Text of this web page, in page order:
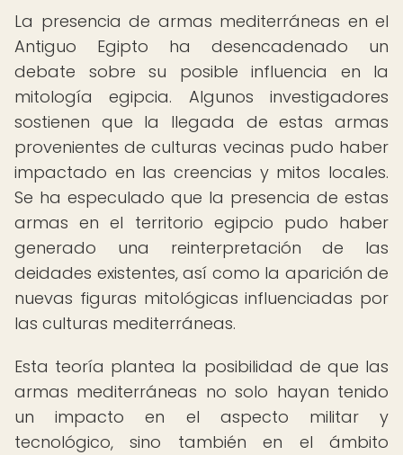
La presencia de armas mediterráneas en el
Antiguo Egipto ha desencadenado un
debate sobre su posible influencia en la
mitología egipcia. Algunos investigadores
sostienen que la llegada de estas armas
provenientes de culturas vecinas pudo haber
impactado en las creencias y mitos locales.
Se ha especulado que la presencia de estas
armas en el territorio egipcio pudo haber
generado una reinterpretación de las
deidades existentes, así como la aparición de
nuevas figuras mitológicas influenciadas por
las culturas mediterráneas.
Esta teoría plantea la posibilidad de que las
armas mediterráneas no solo hayan tenido
un impacto en el aspecto militar y
tecnológico, sino también en el ámbito